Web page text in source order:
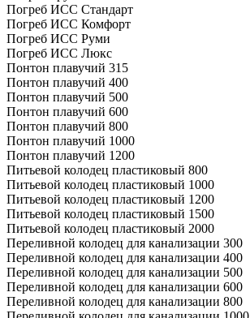
Погреб ИСС Стандарт
Погреб ИСС Комфорт
Погреб ИСС Руми
Погреб ИСС Люкс
Понтон плавучий 315
Понтон плавучий 400
Понтон плавучий 500
Понтон плавучий 600
Понтон плавучий 800
Понтон плавучий 1000
Понтон плавучий 1200
Питьевой колодец пластиковый 800
Питьевой колодец пластиковый 1000
Питьевой колодец пластиковый 1200
Питьевой колодец пластиковый 1500
Питьевой колодец пластиковый 2000
Переливной колодец для канализации 300
Переливной колодец для канализации 400
Переливной колодец для канализации 500
Переливной колодец для канализации 600
Переливной колодец для канализации 800